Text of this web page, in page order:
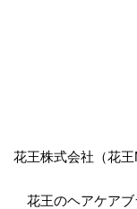
花王株式会社（花
花王のヘアケアブ